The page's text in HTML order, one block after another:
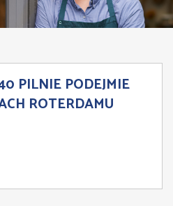
PILNIE PODEJMIE
ROTERDAMU